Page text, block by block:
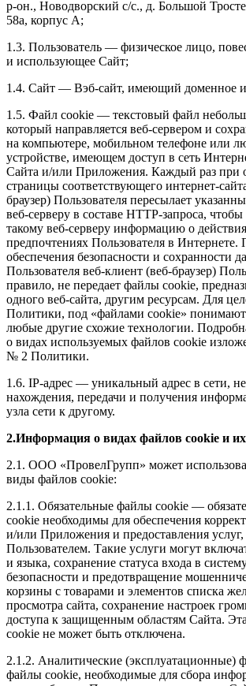
р-он., Новодворский с/с., д. Большой
58а, корпус А;
1.3. Пользователь — физическое лицо,
и использующее Сайт;
1.4. Сайт — Вэб-сайт, имеющий доменное
1.5. Файл сookie — текстовый файл
который направляется веб-сервером и
на компьютере, мобильном телефоне или
устройстве, имеющем доступ в сеть
Сайта и/или Приложения. Каждый раз при
страницы соответствующего интернет-
браузер) Пользователя пересылает
веб-серверу в составе HTTP-запроса, чтобы
такому веб-серверу информацию о
предпочтениях Пользователя в Интернете.
обеспечения безопасности и сохранности
Пользователя веб-клиент (веб-браузер)
правило, не передает файлы cookie,
одного веб-сайта, другим ресурсам. Для
Политики, под «файлами cookie»
любые другие схожие технологии.
о видах используемых файлов cookie
№ 2 Политики.
1.6. IP-адрес — уникальный адрес в сети,
нахождения, передачи и получения
узла сети к другому.
2.Информация о видах файлов cookie и
2.1. ООО «ПровелГрупп» может
виды файлов cookie:
2.1.1. Обязательные файлы cookie —
cookie необходимы для обеспечения
и/или Приложения и предоставления
Пользователем. Такие услуги могут
и языка, сохранение статуса входа в
безопасности и предотвращение
корзины с товарами и элементов списка
просмотра сайта, сохранение настроек
доступа к защищенным областям Сайта.
cookie не может быть отключена.
2.1.2. Аналитические
файлы cookie, необходимые для сбора